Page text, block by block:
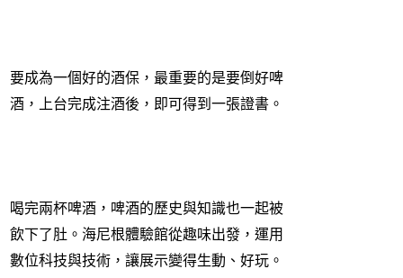
要成為一個好的酒保，最重要的是要倒好啤
酒，上台完成注酒後，即可得到一張證書。
喝完兩杯啤酒，啤酒的歷史與知識也一起被
飲下了肚。海尼根體驗館從趣味出發，運用
數位科技與技術，讓展示變得生動、好玩。